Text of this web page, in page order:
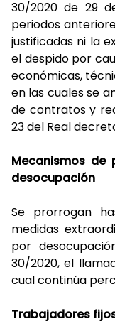
30/2020 de 29
periodos
justificadas ni la
el despido por
económicas,
en las cuales se
de contratos y
23 del Real
Mecanismos
desocupación
Se prorrogan
medidas
por
30/2020, el
cual continúa
Trabajadores